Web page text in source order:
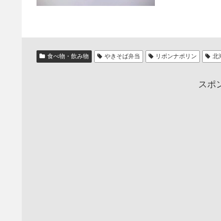
食べ物・飲み物 やきそば弁当 リボンナポリン 北
スポ